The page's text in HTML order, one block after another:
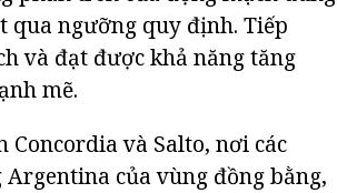
qua ngưỡng quy định. Tiếp
và đạt được khả năng tăng
mẽ.
và Salto, nơi các
của vùng đồng bằng,